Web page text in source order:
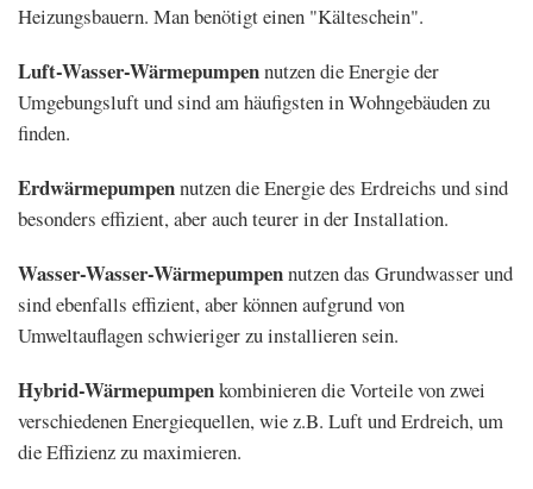
Heizungsbauern. Man benötigt einen "Kälteschein".
Luft-Wasser-Wärmepumpennutzen die Energie der
Umgebungsluft und sind am häufigsten in Wohngebäuden zu
finden.
Erdwärmepumpennutzen die Energie des Erdreichs und sind
besonders effizient, aber auch teurer in der Installation.
Wasser-Wasser-Wärmepumpennutzen das Grundwasser und
sind ebenfalls effizient, aber können aufgrund von
Umweltauflagen schwieriger zu installieren sein.
Hybrid-Wärmepumpenkombinieren die Vorteile von zwei
verschiedenen Energiequellen, wie z.B. Luft und Erdreich, um
die Effizienz zu maximieren.